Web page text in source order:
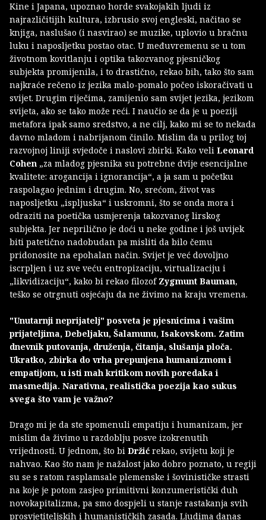
Kine i Japana, upoznao horde svakojakih ljudi iz
najrazličitijih kultura, izbrusio svoj engleski, načitao se
knjiga, naslušao (i nasvirao) se muzike, uplovio u bračnu
luku i naposljetku postao otac. U međuvremenu se u tom
životnom kovitlanju i optika takozvanog pjesničkog
subjekta promijenila, i to drastično, rekao bih, tako što sam
najkraće rečeno iz jezika malo-pomalo počeo iskoračivati u
svijet. Drugim riječima, zamijenio sam svijet jezika, jezikom
svijeta, ako se tako može reći. I naučio se da je u poeziji
metafora ipak samo sredstvo, a ne cilj, kako mi se to nekada
davno mladom i nabrijanom činilo. Mislim da u prilog toj
razvojnoj liniji svjedoče i naslovi zbirki. Kako veli Leonard
Cohen „za mladog pjesnika su potrebne dvije esencijalne
kvalitete: arogancija i ignorancija“, a ja sam u početku
raspolagao jednim i drugim. No, srećom, život vas
naposljetku „ispljuska“ i uskromni, što se onda mora i
odraziti na poetička usmjerenja takozvanog lirskog
subjekta. Jer neprilično je doći u neke godine i još uvijek
biti patetično nadobudan pa misliti da bilo čemu
pridonosite na epohalan način. Svijet je već dovoljno
iscrpljen i uz sve veću entropizaciju, virtualizaciju i
„likvidizaciju“, kako bi rekao filozof Zygmunt Bauman,
teško se otrgnuti osjećaju da ne živimo na kraju vremena.
"Unutarnji neprijatelj" posveta je pjesnicima i vašim
prijateljima, Debeljaku, Šalamunu, Isakovskom. Zatim
dnevnik putovanja, druženja, čitanja, slušanja ploča.
Ukratko, zbirka do vrha prepunjena humanizmom i
empatijom, u isti mah kritikom novih poredaka i
masmedija. Narativna, realistička poezija kao sukus
svega što vam je važno?
Drago mi je da ste spomenuli empatiju i humanizam, jer
mislim da živimo u razdoblju posve izokrenutih
vrijednosti. U jednom, što bi Držić rekao, svijetu koji je
nahvao. Kao što nam je nažalost jako dobro poznato, u regiji
su se s ratom rasplamsale plemenske i šovinističke strasti
na koje je potom zasjeo primitivni konzumeristički duh
novokapitalizma, pa smo dospjeli u stanje rastakanja svih
prosvjetiteljskih i humanističkih zasada. Ljudima danas